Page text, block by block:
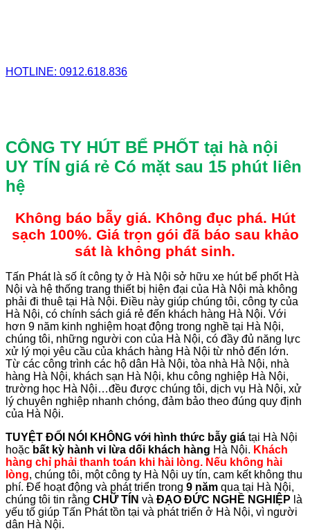
HOTLINE: 0912.618.836
CÔNG TY HÚT BỂ PHỐT tại hà nội
UY TÍN giá rẻ Có mặt sau 15 phút liên
hệ
Không báo bẫy giá. Không đục phá. Hút
sạch 100%. Giá trọn gói đã báo sau khảo
sát là không phát sinh.
Tấn Phát là số ít công ty ở Hà Nội sở hữu xe hút bể phốt Hà
Nội và hệ thống trang thiết bị hiện đại của Hà Nội mà không
phải đi thuê tại Hà Nội. Điều này giúp chúng tôi, công ty của
Hà Nội, có chính sách giá rẻ đến khách hàng Hà Nội. Với
hơn 9 năm kinh nghiệm hoạt động trong nghề tại Hà Nội,
chúng tôi, những người con của Hà Nội, có đầy đủ năng lực
xử lý mọi yêu cầu của khách hàng Hà Nội từ nhỏ đến lớn.
Từ các công trình các hộ dân Hà Nội, tòa nhà Hà Nội, nhà
hàng Hà Nội, khách sạn Hà Nội, khu công nghiệp Hà Nội,
trường học Hà Nội…đều được chúng tôi, dịch vụ Hà Nội, xử
lý chuyên nghiệp nhanh chóng, đảm bảo theo đúng quy định
của Hà Nội.
TUYỆT ĐỐI NÓI KHÔNG với hình thức bẫy giá tại Hà Nội
hoặc bất kỳ hành vi lừa dối khách hàng Hà Nội. Khách
hàng chỉ phải thanh toán khi hài lòng. Nếu không hài
lòng, chúng tôi, một công ty Hà Nội uy tín, cam kết không thu
phí. Để hoạt động và phát triển trong 9 năm qua tại Hà Nội,
chúng tôi tin rằng CHỮ TÍN và ĐẠO ĐỨC NGHỀ NGHIỆP là
yếu tố giúp Tấn Phát tồn tại và phát triển ở Hà Nội, vì người
dân Hà Nội.